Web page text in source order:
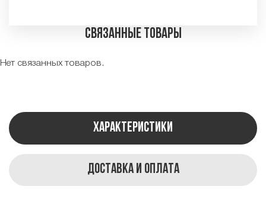
Связанные товары
Нет связанных товаров.
Характеристики
Доставка и оплата